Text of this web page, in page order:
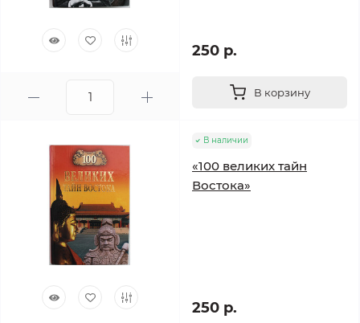
250 р.
В корзину
В наличии
«100 великих тайн
Востока»
250 р.